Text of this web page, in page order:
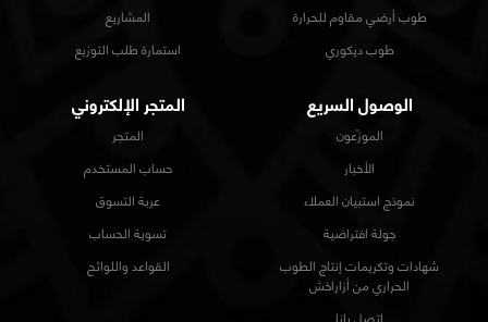
طوب أرضي مقاوم للحرارة
طوب ديكوري
المشاريع
استمارة طلب التوزيع
الوصول السريع
الموزّعون
الأخبار
نموذج استبيان العملاء
جولة افتراضية
شهادات وتكريمات إنتاج الطوب
الحراري من أزاراخش
المتجر الإلكتروني
المتجر
حساب المستخدم
عربة التسوق
تسوية الحساب
القواعد واللوائح